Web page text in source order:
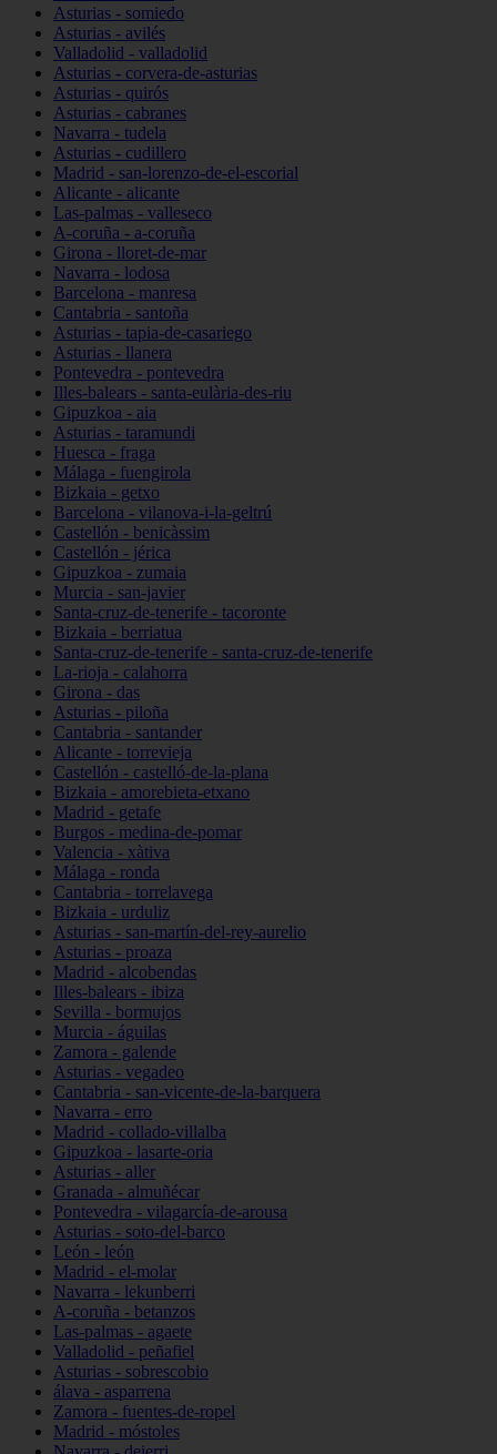
Asturias - somiedo
Asturias - avilés
Valladolid - valladolid
Asturias - corvera-de-asturias
Asturias - quirós
Asturias - cabranes
Navarra - tudela
Asturias - cudillero
Madrid - san-lorenzo-de-el-escorial
Alicante - alicante
Las-palmas - valleseco
A-coruña - a-coruña
Girona - lloret-de-mar
Navarra - lodosa
Barcelona - manresa
Cantabria - santoña
Asturias - tapia-de-casariego
Asturias - llanera
Pontevedra - pontevedra
Illes-balears - santa-eulària-des-riu
Gipuzkoa - aia
Asturias - taramundi
Huesca - fraga
Málaga - fuengirola
Bizkaia - getxo
Barcelona - vilanova-i-la-geltrú
Castellón - benicàssim
Castellón - jérica
Gipuzkoa - zumaia
Murcia - san-javier
Santa-cruz-de-tenerife - tacoronte
Bizkaia - berriatua
Santa-cruz-de-tenerife - santa-cruz-de-tenerife
La-rioja - calahorra
Girona - das
Asturias - piloña
Cantabria - santander
Alicante - torrevieja
Castellón - castelló-de-la-plana
Bizkaia - amorebieta-etxano
Madrid - getafe
Burgos - medina-de-pomar
Valencia - xàtiva
Málaga - ronda
Cantabria - torrelavega
Bizkaia - urduliz
Asturias - san-martín-del-rey-aurelio
Asturias - proaza
Madrid - alcobendas
Illes-balears - ibiza
Sevilla - bormujos
Murcia - águilas
Zamora - galende
Asturias - vegadeo
Cantabria - san-vicente-de-la-barquera
Navarra - erro
Madrid - collado-villalba
Gipuzkoa - lasarte-oria
Asturias - aller
Granada - almuñécar
Pontevedra - vilagarcía-de-arousa
Asturias - soto-del-barco
León - león
Madrid - el-molar
Navarra - lekunberri
A-coruña - betanzos
Las-palmas - agaete
Valladolid - peñafiel
Asturias - sobrescobio
álava - asparrena
Zamora - fuentes-de-ropel
Madrid - móstoles